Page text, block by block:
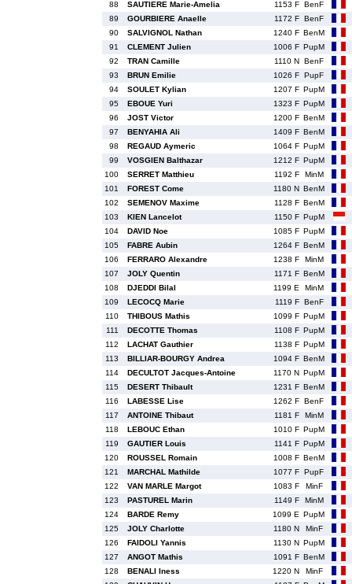
88
SAUTIERE Marie-Amelia 1153 F BenF
89
GOURBIERE Anaelle 1172 F BenF
90
SALVIGNOL Nathan 1240 F BenM
91
CLEMENT Julien 1006 F PupM
92
TRAN Camille 1110 N BenF
93
BRUN Emilie 1026 F PupF
94
SOULET Kylian 1207 F PupM
95
EBOUE Yuri 1323 F PupM
96
JOST Victor 1200 F BenM
97
BENYAHIA Ali 1409 F BenM
98
REGAUD Aymeric 1064 F PupM
99
VOSGIEN Balthazar 1212 F PupM
100
SERRET Matthieu 1192 F
MinM
101
FOREST Come 1180 N BenM
102
SEMENOV Maxime 1128 F BenM
103
KIEN Lancelot 1150 F PupM
104
DAVID Noe 1085 F PupM
105
FABRE Aubin 1264 F BenM
106
FERRARO Alexandre 1238 F
MinM
107
JOLY Quentin 1171 F BenM
108
DJEDDI Bilal 1199 E
MinM
109
LECOCQ Marie 1119 F BenF
110
THIBOUS Mathis 1099 F PupM
111
DECOTTE Thomas 1108 F PupM
112
LACHAT Gauthier 1138 F PupM
113
BILLIAR-BOURGY Andrea 1094 F BenM
114
DECULTOT Jacques-Antoine 1170 N PupM
115
DESERT Thibault 1231 F BenM
116
LABESSE Lise 1262 F BenF
117
ANTOINE Thibaut 1181 F
MinM
118
LEBOUC Ethan 1010 F PupM
119
GAUTIER Louis 1141 F PupM
120
ROUSSEL Romain 1008 F BenM
121
MARCHAL Mathilde 1077 F PupF
122
VAN MARLE Margot 1083 F
MinF
123
PASTUREL Marin 1149 F
MinM
124
BARDE Remy 1099 E PupM
125
JOLY Charlotte 1180 N
MinF
126
FAIDOLI Yannis 1130 N PupM
127
ANGOT Mathis 1091 F BenM
128
BENALI Iness 1220 N
MinF